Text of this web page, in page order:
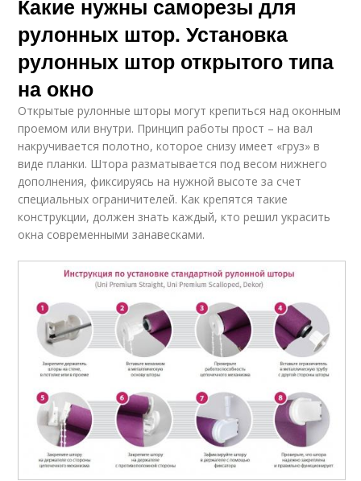
Какие нужны саморезы для
рулонных штор. Установка
рулонных штор открытого типа
на окно
Открытые рулонные шторы могут крепиться над оконным
проемом или внутри. Принцип работы прост – на вал
накручивается полотно, которое снизу имеет «груз» в
виде планки. Штора разматывается под весом нижнего
дополнения, фиксируясь на нужной высоте за счет
специальных ограничителей. Как крепятся такие
конструкции, должен знать каждый, кто решил украсить
окна современными занавесками.